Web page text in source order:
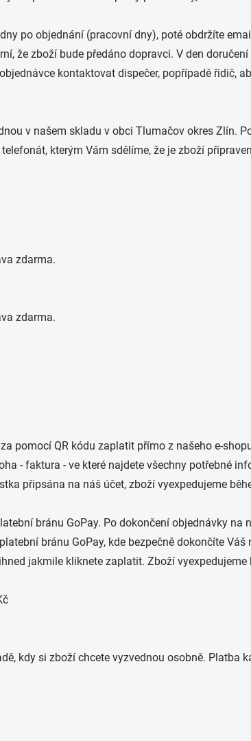
po objednání (pracovní dny), poté obdržíte
že zboží bude předáno dopravci. V den
kontaktovat dispečer, popřípadě řidič,
v našem skladu v obci Tlumačov okres Zlín.
kterým Vám sdělíme, že je zboží
zdarma.
zdarma.
pomocí QR kódu zaplatit přímo z našeho e-
- faktura - ve které najdete všechny potřebné
připsána na náš účet, zboží vyexpedujeme
bránu GoPay. Po dokončení objednávky na
bránu GoPay, kde bezpečně dokončíte Váš
jakmile kliknete zaplatit. Zboží vyexpedujeme
kdy si zboží chcete vyzvednou osobně. Platba